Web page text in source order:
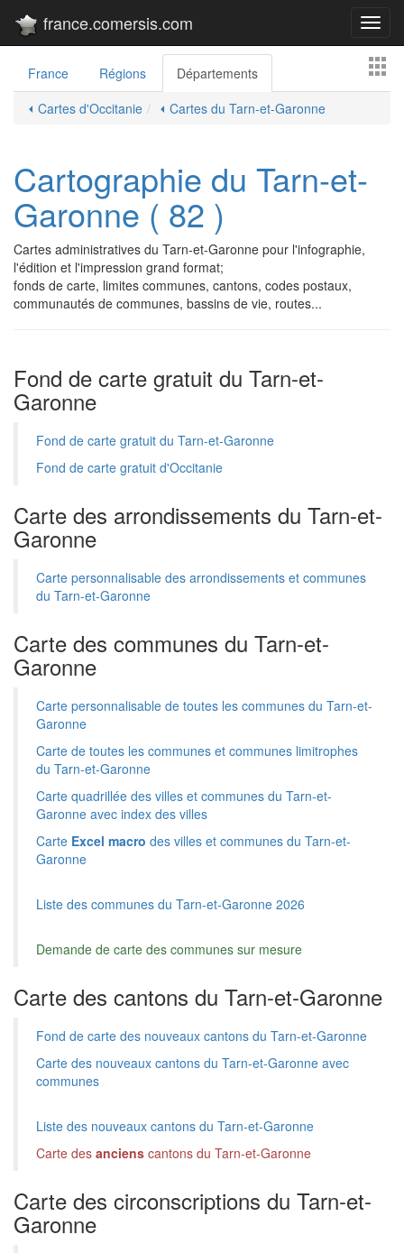
france.comersis.com
France Régions
Départements
⏴ Cartes d'Occitanie
⏴ Cartes du Tarn-et-Garonne
Cartographie du Tarn-et-
Garonne ( 82 )
Cartes administratives du Tarn-et-Garonne pour l'infographie,
l'édition et l'impression grand format;
fonds de carte, limites communes, cantons, codes postaux,
communautés de communes, bassins de vie, routes...
Fond de carte gratuit du Tarn-et-
Garonne
Fond de carte gratuit du Tarn-et-Garonne
Fond de carte gratuit d'Occitanie
Carte des arrondissements du Tarn-et-
Garonne
Carte personnalisable des arrondissements et communes
du Tarn-et-Garonne
Carte des communes du Tarn-et-
Garonne
Carte personnalisable de toutes les communes du Tarn-et-
Garonne
Carte de toutes les communes et communes limitrophes
du Tarn-et-Garonne
Carte quadrillée des villes et communes du Tarn-et-
Garonne avec index des villes
Carte Excel macro des villes et communes du Tarn-et-
Garonne
Liste des communes du Tarn-et-Garonne 2026
Demande de carte des communes sur mesure
Carte des cantons du Tarn-et-Garonne
Fond de carte des nouveaux cantons du Tarn-et-Garonne
Carte des nouveaux cantons du Tarn-et-Garonne avec
communes
Liste des nouveaux cantons du Tarn-et-Garonne
Carte des anciens cantons du Tarn-et-Garonne
Carte des circonscriptions du Tarn-et-
Garonne